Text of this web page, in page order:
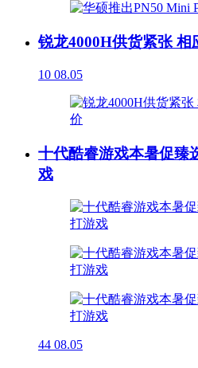
锐龙4000H供货紧张
10 08.05
十代酷睿游戏本暑促臻
戏
44 08.05